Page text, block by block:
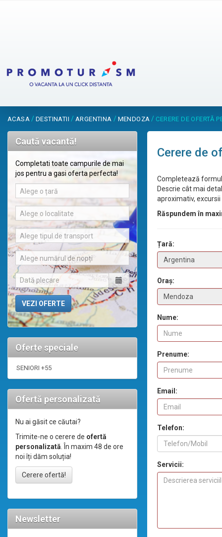
ACASA / DESTINATII / ARGENTINA / MENDOZA / CERERE DE OFERTĂ
Caută vacantă!
Completati toate campurile de mai
jos pentru a gasi oferta perfecta!
Alege o țară
Alege o localitate
Alege tipul de transport
Alege numărul de nopți
Oferte speciale
SENIORI +55
Ofertă personalizată
Nu ai găsit ce căutai?
Trimite-ne o cerere de ofertă
personalizată. În maxim 48 de ore
noi îți dăm soluția!
Cerere ofertă!
Newsletter
Cerere de
Completează
Descrie cât mai
aproximativ,
Răspundem în
Țară:
Oraș:
Nume:
Prenume:
Email:
Telefon:
Servicii: